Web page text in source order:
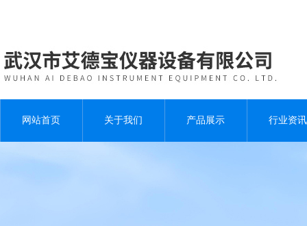
网站首页 关于我们 产品展示 行业资讯